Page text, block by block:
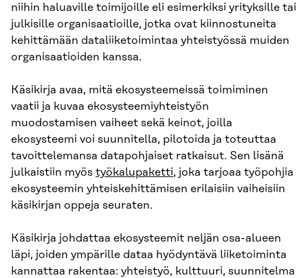
niihin haluaville toimijoille eli esimerkiksi yrityksille tai
julkisille organisaatioille, jotka ovat kiinnostuneita
kehittämään dataliiketoimintaa yhteistyössä muiden
organisaatioiden kanssa.
Käsikirja avaa, mitä ekosysteemeissä toimiminen
vaatii ja kuvaa ekosysteemiyhteistyön
muodostamisen vaiheet sekä keinot, joilla
ekosysteemi voi suunnitella, pilotoida ja toteuttaa
tavoittelemansa datapohjaiset ratkaisut. Sen lisänä
julkaistiin myös työkalupaketti, joka tarjoaa työpohjia
ekosysteemin yhteiskehittämisen erilaisiin vaiheisiin
käsikirjan oppeja seuraten.
Käsikirja johdattaa ekosysteemit neljän osa-alueen
läpi, joiden ympärille dataa hyödyntävä liiketoiminta
kannattaa rakentaa: yhteistyö, kulttuuri, suunnitelma